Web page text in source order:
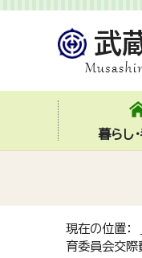
暮らし
現在の位置：
育委員会交